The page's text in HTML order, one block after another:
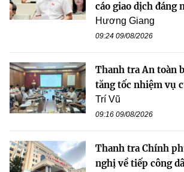
cáo giao dịch đáng
Hương Giang
09:24 09/08/2026
Thanh tra An toàn
tăng tốc nhiệm vụ
Trí Vũ
09:16 09/08/2026
Thanh tra Chính
nghị về tiếp công